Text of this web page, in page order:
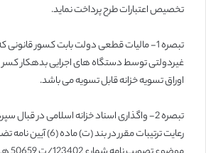
تخصیص اعتبارات طرح پرداخت نماید.
تبصره 1- مالیات قطعی دولت بابت کسور قانونی
غیردولتی توسط دستگاه های اجرایی بدهکار
اوراق تسویه خزانه قابل تسویه می باشد.
تبصره 2- واگذاری اسناد خزانه اسلامی در قبال
رعایت ترتیبات مقرر در